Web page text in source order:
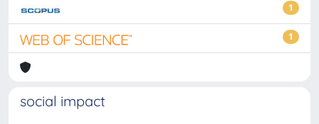
1
1
social impact